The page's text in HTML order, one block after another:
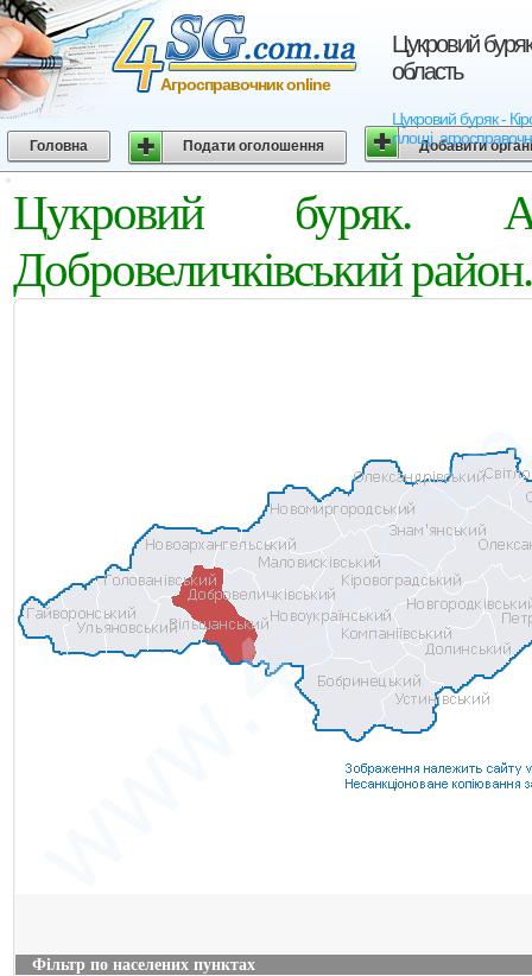
Цукровий
область
Цукровий буряк -
площі,
Агросправочник online
Головна Подати оголошення Добавити
Цукровий буряк.
Добровеличківський
Фільтр по населених пунктах